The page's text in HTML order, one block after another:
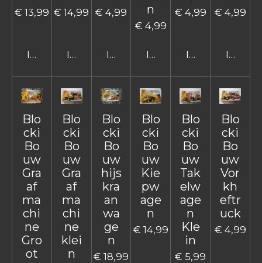
€ 13,99
In winkelwagen
€ 14,99
In winkelwagen
€ 4,99
In winkelwagen
n
€ 4,99
In winkelwagen
€ 4,99
In
€ 4,99
In
Blo
cki
Bo
uw
Gra
af
ma
chi
ne
Gro
ot
Blo
cki
Bo
uw
Gra
af
ma
chi
ne
klei
n
Blo
cki
Bo
uw
hijs
kra
an
wa
ge
n
€ 18,99
Blo
cki
Bo
uw
Kie
pw
age
n
€ 14,99
Blo
cki
Bo
uw
Tak
elw
age
n
Kle
in
€ 5,99
Blo
cki
Bo
uw
Vor
kh
eftr
uck
€ 4,99